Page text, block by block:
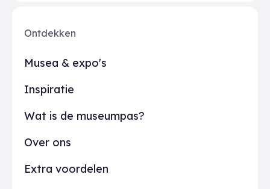
Ontdekken
Musea & expo's
Inspiratie
Wat is de museumpas?
Over ons
Extra voordelen